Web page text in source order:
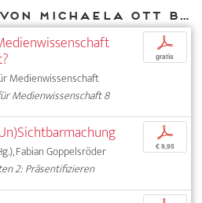
Weitere Texte von Michaela Ott bei DIAPHANES
Medienwissenschaft
Medienwissenschaft 8
p
gratis
Fabian Goppelsröder
2: Präsentifizieren
p
€ 9,95